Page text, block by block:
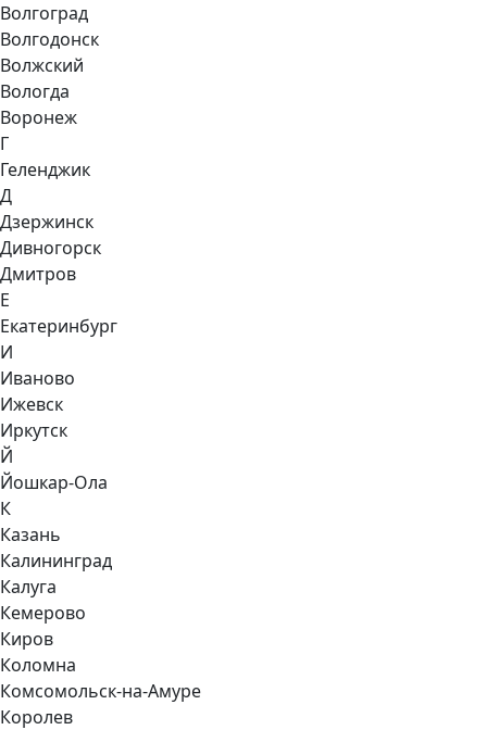
Волгоград
Волгодонск
Волжский
Вологда
Воронеж
Г
Геленджик
Д
Дзержинск
Дивногорск
Дмитров
Е
Екатеринбург
И
Иваново
Ижевск
Иркутск
Й
Йошкар-Ола
К
Казань
Калининград
Калуга
Кемерово
Киров
Коломна
Комсомольск-на-Амуре
Королев